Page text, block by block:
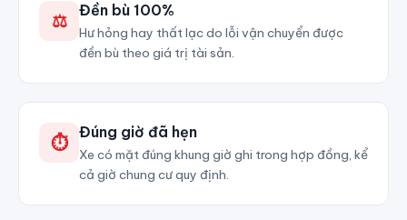
⚖ Đền bù 100%
Hư hỏng hay thất lạc do lỗi vận chuyển được
đền bù theo giá trị tài sản.
⏱ Đúng giờ đã hẹn
Xe có mặt đúng khung giờ ghi trong hợp đồng, kể
cả giờ chung cư quy định.